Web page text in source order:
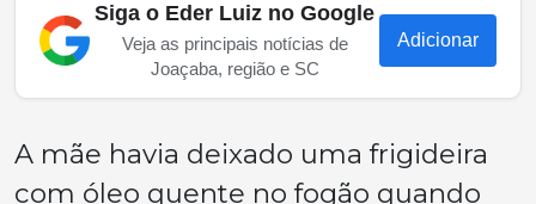
Siga o Eder Luiz no Google
Veja as principais notícias de
Joaçaba, região e SC
Adicionar
A mãe havia deixado uma frigideira
com óleo quente no fogão quando